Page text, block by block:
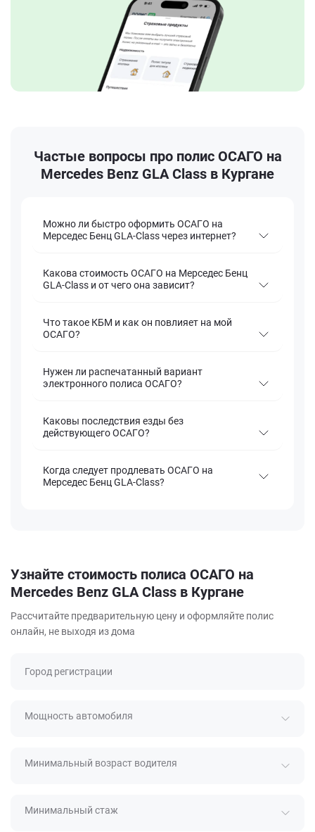
Частые вопросы про полис ОСАГО на
Mercedes Benz GLA Class в Кургане
Можно ли быстро оформить ОСАГО на
Мерседес Бенц GLA-Class через интернет?
Какова стоимость ОСАГО на Мерседес Бенц
GLA-Class и от чего она зависит?
Что такое КБМ и как он повлияет на мой
ОСАГО?
Нужен ли распечатанный вариант
электронного полиса ОСАГО?
Каковы последствия езды без
действующего ОСАГО?
Когда следует продлевать ОСАГО на
Мерседес Бенц GLA-Class?
Узнайте стоимость полиса ОСАГО на
Mercedes Benz GLA Class в Кургане
Рассчитайте предварительную цену и оформляйте полис
онлайн, не выходя из дома
Город регистрации
Мощность автомобиля
Минимальный возраст водителя
Минимальный стаж